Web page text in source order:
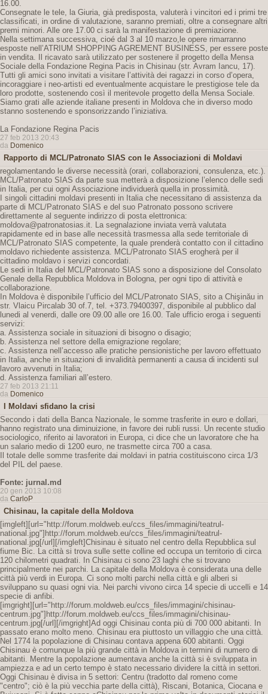
16.00.
Consegnate le tele, la Giuria, già predisposta, valuterà i vincitori ed i primi tre
classificati, in ordine di valutazione, saranno premiati, oltre a consegnare altri
premi minori. Alle ore 17.00 ci sarà la manifestazione di premiazione.
Nella settimana successiva, cioé dal 3 al 10 marzo,le opere rimarranno
esposte nell’ATRIUM SHOPPING AGREMENT BUSINESS, per essere poste
in vendita. Il ricavato sarà utilizzato per sostenere il progetto della Mensa
Sociale della Fondazione Regina Pacis in Chisinau (str. Avram Iancu, 17).
Tutti gli amici sono invitati a visitare l’attività dei ragazzi in corso d’opera,
incoraggiare i neo-artisti ed eventualmente acquistare le prestigiose tele da
loro prodotte, sostenendo così il meritevole progetto della Mensa Sociale.
Siamo grati alle aziende italiane presenti in Moldova che in diverso modo
stanno sostenendo e sponsorizzando l’iniziativa.
La Fondazione Regina Pacis
27 feb 2013 20:43
da Domenico
Rapporto di MCL/Patronato SIAS con le Associazioni di Moldavi
regolamentando le diverse necessità (orari, collaborazioni, consulenza, etc.).
MCL/Patronato SIAS da parte sua metterà a disposizione l’elenco delle sedi
in Italia, per cui ogni Associazione individuerà quella in prossimità.
I singoli cittadini moldavi presenti in Italia che necessitano di assistenza da
parte di MCL/Patronato SIAS e del suo Patronato possono scrivere
direttamente al seguente indirizzo di posta elettronica:
moldova@patronatosias.it. La segnalazione inviata verrà valutata
rapidamente ed in base alle necessità trasmessa alla sede territoriale di
MCL/Patronato SIAS competente, la quale prenderà contatto con il cittadino
moldavo richiedente assistenza. MCL/Patronato SIAS erogherà per il
cittadino moldavo i servizi concordati.
Le sedi in Italia del MCL/Patronato SIAS sono a disposizione del Consolato
Genale della Repubblica Moldova in Bologna, per ogni tipo di attività e
collaborazione.
In Moldova è disponibile l’ufficio del MCL/Patronato SIAS, sito a Chişinău in
str. Vlaicu Pircalab 30 of.7, tel. +373.79400397, disponibile al pubblico dal
lunedi al venerdi, dalle ore 09.00 alle ore 16.00. Tale ufficio eroga i seguenti
servizi:
a. Assistenza sociale in situazioni di bisogno o disagio;
b. Assistenza nel settore della emigrazione regolare;
c. Assistenza nell’accesso alle pratiche pensionistiche per lavoro effettuato
in Italia, anche in situazioni di invalidità permanenti a causa di incidenti sul
lavoro avvenuti in Italia;
d. Assistenza familiari all’estero.
27 feb 2013 21:11
da Domenico
I Moldavi sfidano la crisi
Secondo i dati della Banca Nazionale, le somme trasferite in euro e dollari,
hanno registrato una diminuizione, in favore dei rubli russi. Un recente studio
sociologico, riferito ai lavoratori in Europa, ci dice che un lavoratore che ha
un salario medio di 1200 euro, ne trasmette circa 700 a casa.
Il totale delle somme trasferite dai moldavi in patria costituiscono circa 1/3
del PIL del paese.
Fonte: jurnal.md
20 gen 2013 10:08
da CarloP
Chisinau, la capitale della Moldova
[imgleft][url="http://forum.moldweb.eu/ccs_files/immagini/teatrul-
national.jpg"]http://forum.moldweb.eu/ccs_files/immagini/teatrul-
national.jpg[/url][/imgleft]Chisinau è situato nel centro della Repubblica sul
fiume Bic. La città si trova sulle sette colline ed occupa un territorio di circa
120 chilometri quadrati. In Chisinau ci sono 23 laghi che si trovano
principalmente nei parchi. La capitale della Moldova è considerata una delle
città più verdi in Europa. Ci sono molti parchi nella città e gli alberi si
sviluppano su quasi ogni via. Nei parchi vivono circa 14 specie di uccelli e 14
specie di anfibi.
[imgright][url="http://forum.moldweb.eu/ccs_files/immagini/chisinau-
centrum.jpg"]http://forum.moldweb.eu/ccs_files/immagini/chisinau-
centrum.jpg[/url][/imgright]Ad oggi Chisinau conta più di 700 000 abitanti. In
passato erano molto meno. Chisinau era piuttosto un villaggio che una città.
Nel 1774 la popolazione di Chisinau contava appena 600 abitanti. Oggi
Chisinau è comunque la più grande città in Moldova in termini di numero di
abitanti. Mentre la popolazione aumentava anche la città si è sviluppata in
ampiezza e ad un certo tempo è stato necessario dividere la città in settori.
Oggi Chisinau è divisa in 5 settori: Centru (tradotto dal romeno come
"centro"; ciò è la più vecchia parte della città), Riscani, Botanica, Ciocana e